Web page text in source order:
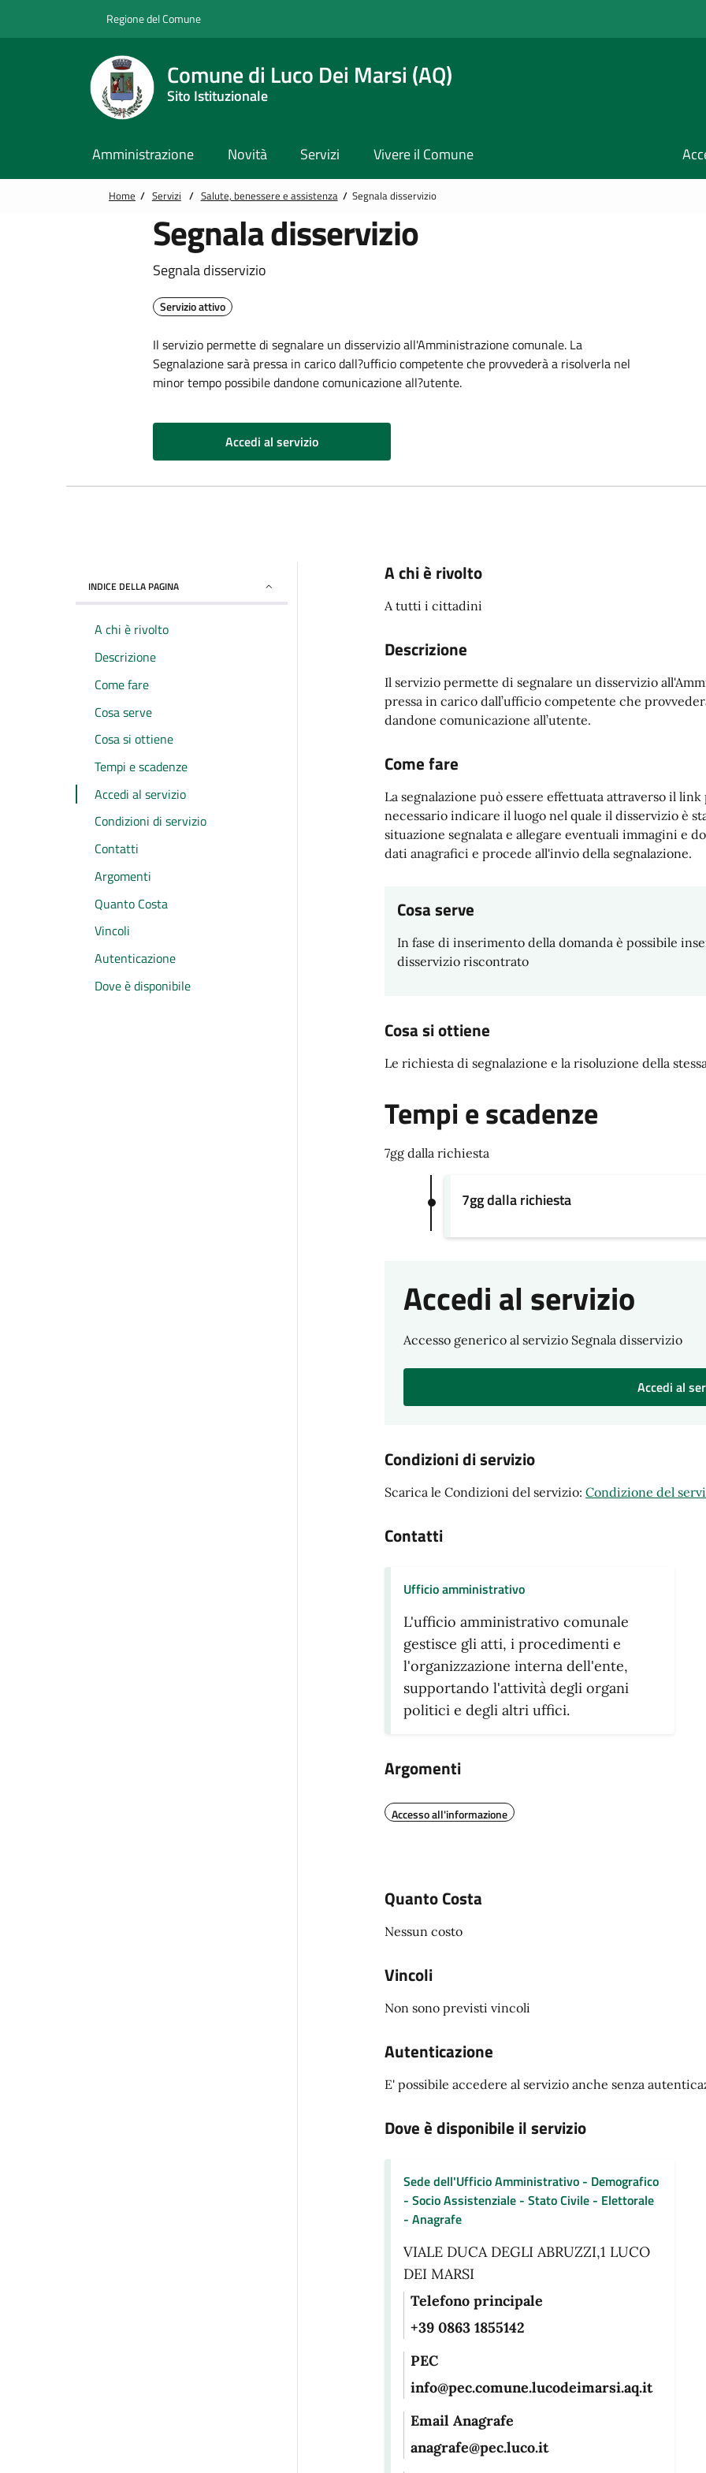
Regione del Comune
Comune di Luco Dei Marsi (AQ)
Sito Istituzionale
Amministrazione Novità Servizi Vivere il Comune
Home / Servizi / Salute, benessere e assistenza / Segnala disservizio
Segnala disservizio
Segnala disservizio
Servizio attivo
Il servizio permette di segnalare un disservizio all'Amministrazione comunale. La
Segnalazione sarà pressa in carico dall?ufficio competente che provvederà a risolverla nel
minor tempo possibile dandone comunicazione all?utente.
Accedi al servizio
INDICE DELLA PAGINA
A chi è rivolto
Descrizione
Come fare
Cosa serve
Cosa si ottiene
Tempi e scadenze
Accedi al servizio
Condizioni di servizio
Contatti
Argomenti
Quanto Costa
Vincoli
Autenticazione
Dove è disponibile
A chi è rivolto
A tutti i cittadini
Descrizione
Il servizio permette di segnalare un disservizio
pressa in carico dall’ufficio competente che
dandone comunicazione all’utente.
Come fare
La segnalazione può essere effettuata attraverso il
necessario indicare il luogo nel quale il disservizio è
situazione segnalata e allegare eventuali immagini e
dati anagrafici e procede all'invio della segnalazione.
Cosa serve
In fase di inserimento della domanda è possibile
disservizio riscontrato
Cosa si ottiene
Le richiesta di segnalazione e la risoluzione della
Tempi e scadenze
7gg dalla richiesta
7gg dalla richiesta
Accedi al servizio
Accesso generico al servizio Segnala disservizio
Accedi al
Condizioni di servizio
Scarica le Condizioni del servizio: Condizione del
Contatti
Ufficio amministrativo
L'ufficio amministrativo comunale
gestisce gli atti, i procedimenti e
l'organizzazione interna dell'ente,
supportando l'attività degli organi
politici e degli altri uffici.
Argomenti
Accesso all'informazione
Quanto Costa
Nessun costo
Vincoli
Non sono previsti vincoli
Autenticazione
E' possibile accedere al servizio anche senza
Dove è disponibile il servizio
Sede dell'Ufficio Amministrativo - Demografico
- Socio Assistenziale - Stato Civile - Elettorale
- Anagrafe
VIALE DUCA DEGLI ABRUZZI,1 LUCO
DEI MARSI
Telefono principale
+39 0863 1855142
PEC
info@pec.comune.lucodeimarsi.aq.it
Email Anagrafe
anagrafe@pec.luco.it